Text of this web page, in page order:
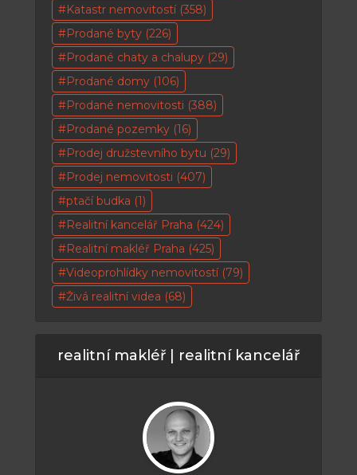
Katastr nemovitostí(358)
Prodané byty (226)
Prodané chaty a chalupy (29)
Prodané domy (106)
Prodané nemovitosti (388)
Prodané pozemky (16)
Prodej družstevního bytu (29)
Prodej nemovitosti (407)
ptačí budka (1)
Realitní kancelář Praha (424)
Realitní makléř Praha (425)
Videoprohlídky nemovitostí(79)
Živá realitní videa (68)
realitní makléř | realitní kancelář